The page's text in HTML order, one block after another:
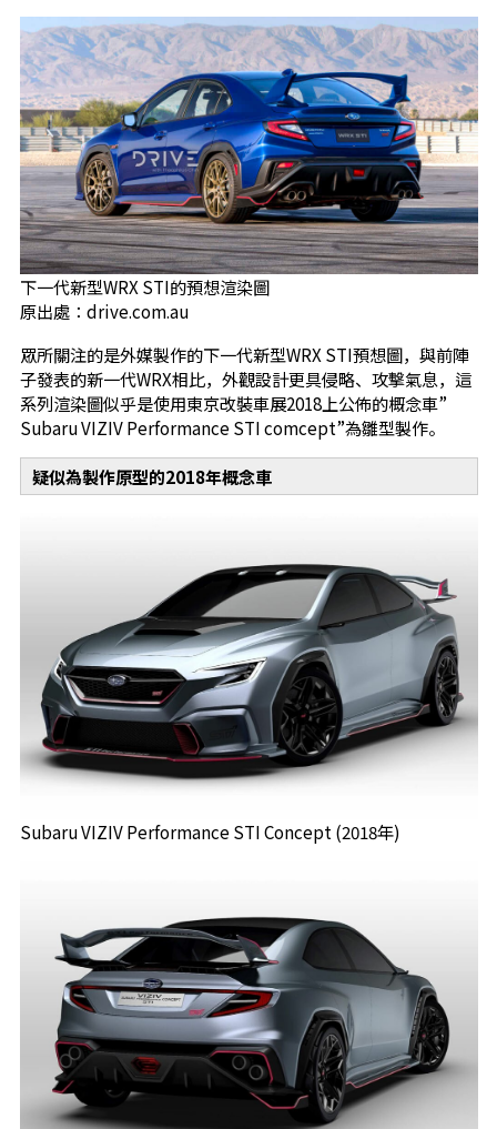
下一代新型WRX STI的預想渲染圖
原出處：drive.com.au
眾所關注的是外媒製作的下一代新型WRX STI預想圖，與前陣
子發表的新一代WRX相比，外觀設計更具侵略、攻擊氣息，這
系列渲染圖似乎是使用東京改裝車展2018上公佈的概念車”
Subaru VIZIV Performance STI comcept”為雛型製作。
疑似為製作原型的2018年概念車
Subaru VIZIV Performance STI Concept (2018年)